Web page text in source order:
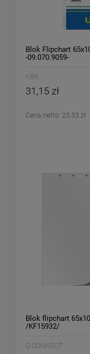
Blok Flipchart
-09.070.9059-
KBK
31,15 zł
Cena netto: 25,33 zł
Blok flipchart
/KF15932/
Q CONNECT